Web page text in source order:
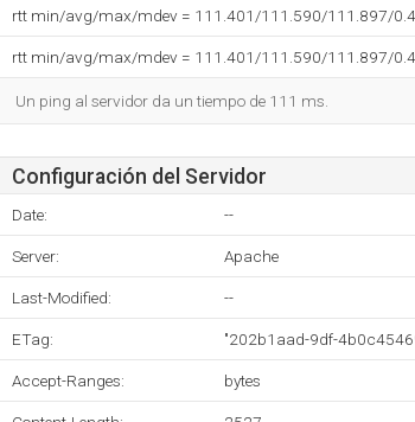
rtt min/avg/max/mdev = 111.401/111.590/111.897/
rtt min/avg/max/mdev = 111.401/111.590/111.897/
Un ping al servidor da un tiempo de 111 ms.
Configuración del Servidor
Date: --
Server: Apache
Last-Modified: --
ETag: "202b1aad-9df-
Accept-Ranges: bytes